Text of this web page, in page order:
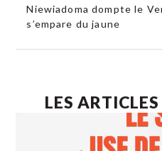
Niewiadoma dompte le
s’empare du jaune
LES